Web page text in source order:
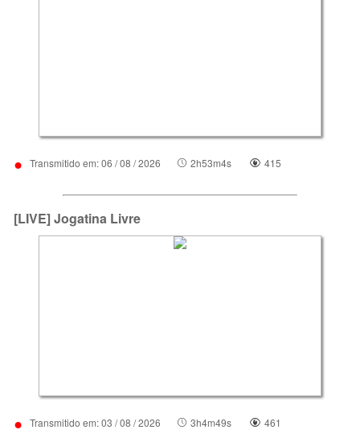
• Transmitido em: 06 / 08 / 2026 2h53m4s 415
[LIVE] Jogatina Livre
• Transmitido em: 03 / 08 / 2026 3h4m49s 461